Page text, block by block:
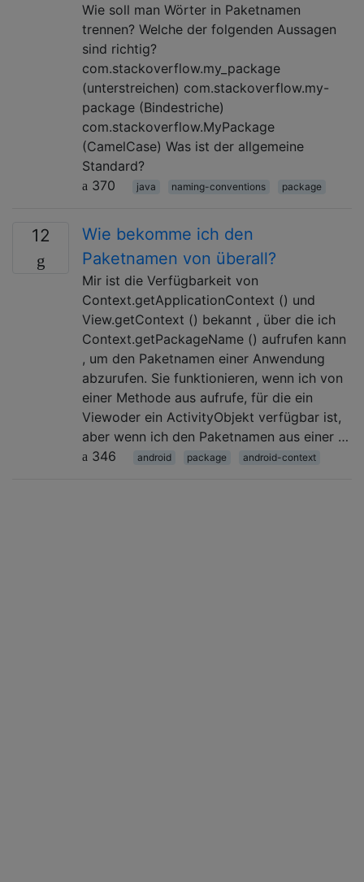
Wie soll man Wörter in Paketnamen
trennen? Welche der folgenden Aussagen
sind richtig?
com.stackoverflow.my_package
(unterstreichen) com.stackoverflow.my-
package (Bindestriche)
com.stackoverflow.MyPackage
(CamelCase) Was ist der allgemeine
Standard?
370
java naming-conventions package
12
Wie bekomme ich den
Paketnamen von überall?
Mir ist die Verfügbarkeit von
Context.getApplicationContext () und
View.getContext () bekannt , über die ich
Context.getPackageName () aufrufen kann
, um den Paketnamen einer Anwendung
abzurufen. Sie funktionieren, wenn ich von
einer Methode aus aufrufe, für die ein
Viewoder ein ActivityObjekt verfügbar ist,
aber wenn ich den Paketnamen aus einer …
346
android package android-context